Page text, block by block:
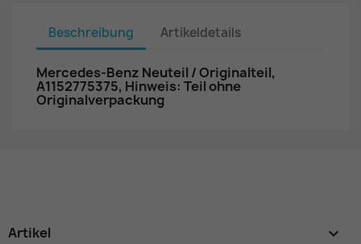
Beschreibung Artikeldetails
Mercedes-Benz Neuteil / Originalteil,
A1152775375, Hinweis: Teil ohne
Originalverpackung
Artikel 